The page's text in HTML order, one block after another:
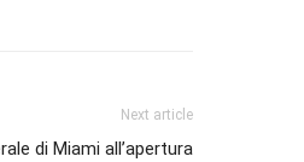
Next article
di Miami all’apertura